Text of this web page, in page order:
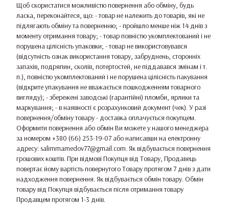
Щоб скористатися можливістю повернення або обміну, будь
ласка, переконайтеся, що: - товар не належить до товарів, які не
підлягають обміну та поверненню; - пройшло менше ніж 14 днів з
моменту отримання товару; - товар повністю укомплектований і не
порушена цілісність упаковки; - товар не використовувався
(відсутність ознак використання товару, забруднень, сторонніх
запахів, подряпин, сколів, потертостей, не піддавався змінам і т.
п.), повністю укомплектований і не порушена цілісність пакування
(відкрите упакування не вважається пошкодженням товарного
вигляду); - збережені заводські (гарантійні) пломби, ярлики та
маркування; - в наявності є розрахунковий документ (чек). У разі
повернення/обміну товару - доставка оплачується покупцем.
Оформити повернення або обмін Ви можете у нашого менеджера
за номером +380 (66) 253-19-07 або написавши на електронну
адресу: salimmamedov77@gmail.com. Як відбувається повернення
грошових коштів. При відмові Покупця від Товару, Продавець
повертає йому вартість повернутого Товару протягом 7 днів з дати
надходження повернення. Як відбувається обмін товару. Обмін
товару від Покупця відбувається після отримання товару
Продавцем протягом 1-3 днів.